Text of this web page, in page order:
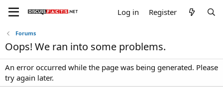
Log in Register
Forums
Oops! We ran into some problems.
An error occurred while the page was being generated. Please
try again later.